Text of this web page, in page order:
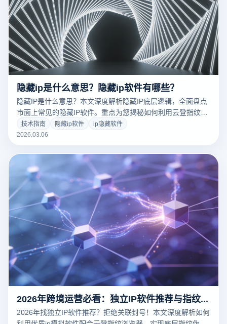
隐藏ip是什么意思？隐藏ip软件有哪些？
隐藏IP是什么意思？本文深度解析隐藏IP底层逻辑，全面盘点
市面上常见的隐藏IP软件。重点为您揭秘如何利用云登指纹浏
览器实现物理级别的IP隔离与设备防关联，保护网络隐私，助
力跨境电商、社媒营销等业务安全运营。点击阅读完整指南，
技术指南 隐藏ip软件
ip隐藏软件
2026.03.06
2026年跨境运营必看：独立IP软件推荐与指纹浏览器防关联实操指南
2026年找独立IP软件推荐？拒绝关联封号！本文深度解析如何